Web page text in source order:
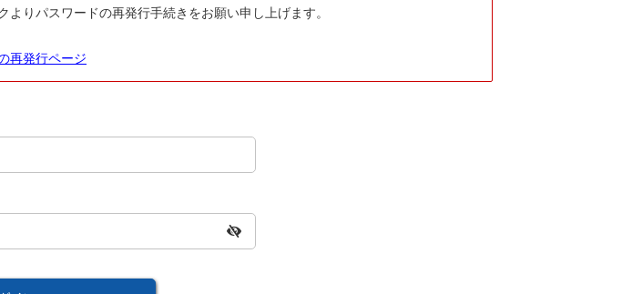
りパスワードの再発行手続きをお願い申し上げます。
再発行ページ